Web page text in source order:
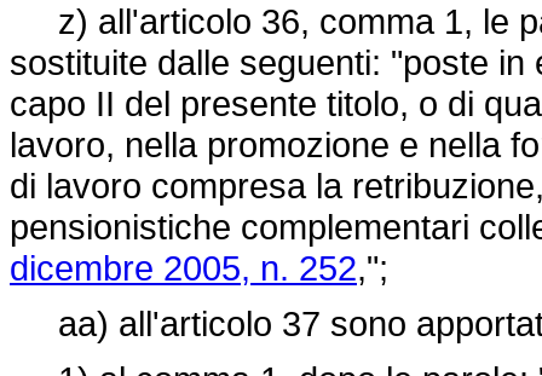
z) all'articolo 36, comma 1, le
sostituite dalle seguenti: "poste
capo II del presente titolo, o di
lavoro, nella promozione e nella
di lavoro compresa la
pensionistiche complementari
dicembre 2005, n. 252,";
aa) all'articolo 37 sono